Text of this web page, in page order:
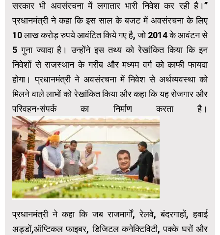
सरकार भी अवसंरचना में लगातार भारी निवेश कर रही है।”
प्रधानमंत्री ने कहा कि इस साल के बजट में अवसंरचना के लिए
10 लाख करोड़ रुपये आवंटित किये गए है, जो 2014 के आवंटन से
5 गुना ज्यादा है। उन्होंने इस तथ्य को रेखांकित किया कि इन
निवेशों से राजस्थान के गरीब और मध्यम वर्ग को काफी फायदा
होगा। प्रधानमंत्री ने अवसंरचना में निवेश से अर्थव्यवस्था को
मिलने वाले लाभों को रेखांकित किया और कहा कि यह रोजगार और
परिवहन-संपर्क का निर्माण करता है।
प्रधानमंत्री ने कहा कि जब राजमार्गों, रेलवे, बंदरगाहों, हवाई
अड्डों,ऑप्टिकल फाइबर, डिजिटल कनेक्टिविटी, पक्के घरों और